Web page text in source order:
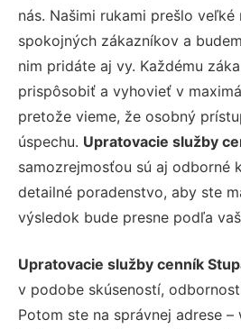
nás. Našimi rukami prešlo veľké
spokojných zákazníkov a
nim pridáte aj vy. Každému
prispôsobiť a vyhovieť v
pretože vieme, že osobný
úspechu. Upratovacie služby
samozrejmosťou sú aj odborné
detailné poradenstvo, aby ste
výsledok bude presne podľa
Upratovacie služby cenník
v podobe skúseností,
Potom ste na správnej adrese –